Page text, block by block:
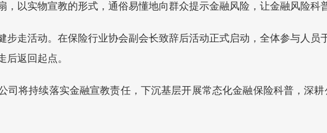
，以实物宣教的形式，通俗易懂地向群众提示金融风险，让金融风险科
步走活动。在保险行业协会副会长致辞后活动正式启动，全体参与人员
返回起点。
司将持续落实金融宣教责任，下沉基层开展常态化金融保险科普，深